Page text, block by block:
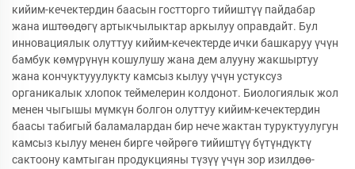
кийим-кечектердин баасын гостторго тийиштүү пайдабар
жана иштөөдөгү артыкчылыктар аркылуу оправдайт. Бул
инновациялык олуттуу кийим-кечектерде ички башкаруу үчүн
бамбук көмүрүнүн кошулушу жана дем алууну жакшыртуу
жана кончуктууулукту камсыз кылуу үчүн устуксуз
органикалык хлопок теймелерин колдонот. Биологиялык жол
менен чыгышы мүмкүн болгон олуттуу кийим-кечектердин
баасы табигый баламалардан бир нече жактан туруктуулугун
камсыз кылуу менен бирге чөйрөгө тийиштүү бүтүндүктү
сактоону камтыган продукцияны түзүү үчүн зор изилдөө-